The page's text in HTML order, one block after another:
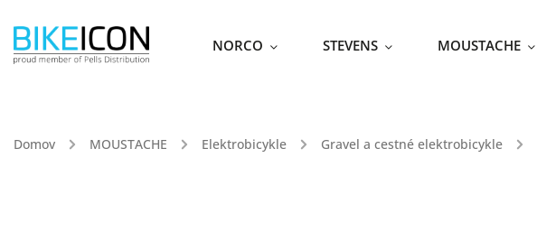
NORCO STEVENS MOUSTACHE
Domov / MOUSTACHE / Elektrobicykle / Gravel a cestné elektrobicykle /